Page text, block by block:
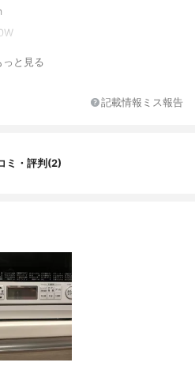
、500W、200W、100W
っと見る
記載情報ミス報告
ミ・評判(2)